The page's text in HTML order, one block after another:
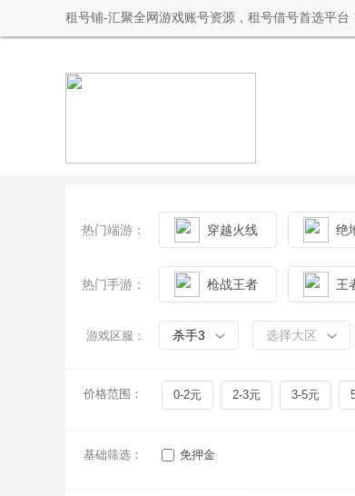
租号铺-汇聚全网游戏账号资源，租号借号首选平台
热门端游： 穿越火线 绝
热门手游： 枪战王者 王
游戏区服： 杀手3 选择大区
价格范围： 0-2元 2-3元 3-5元
基础筛选： 免押金